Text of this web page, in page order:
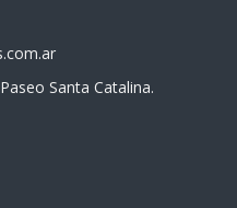
Santa Catalina.